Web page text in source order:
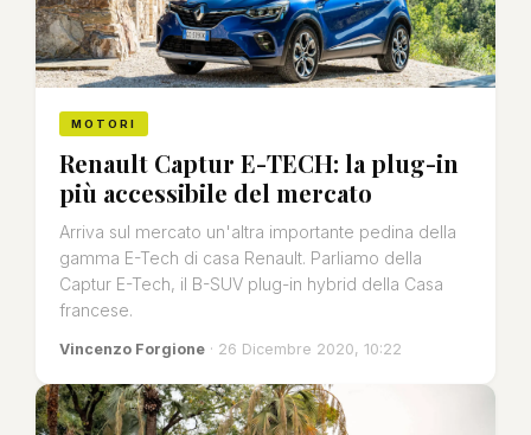
MOTORI
Renault Captur E-TECH: la plug-in
più accessibile del mercato
Arriva sul mercato un'altra importante pedina della
gamma E-Tech di casa Renault. Parliamo della
Captur E-Tech, il B-SUV plug-in hybrid della Casa
francese.
Vincenzo Forgione · 26 Dicembre 2020, 10:22